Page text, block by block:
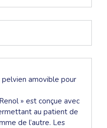
amovible pour
» est conçue avec
au patient de
de l’autre. Les